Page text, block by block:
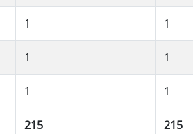
1 1
1 1
1 1
215 215